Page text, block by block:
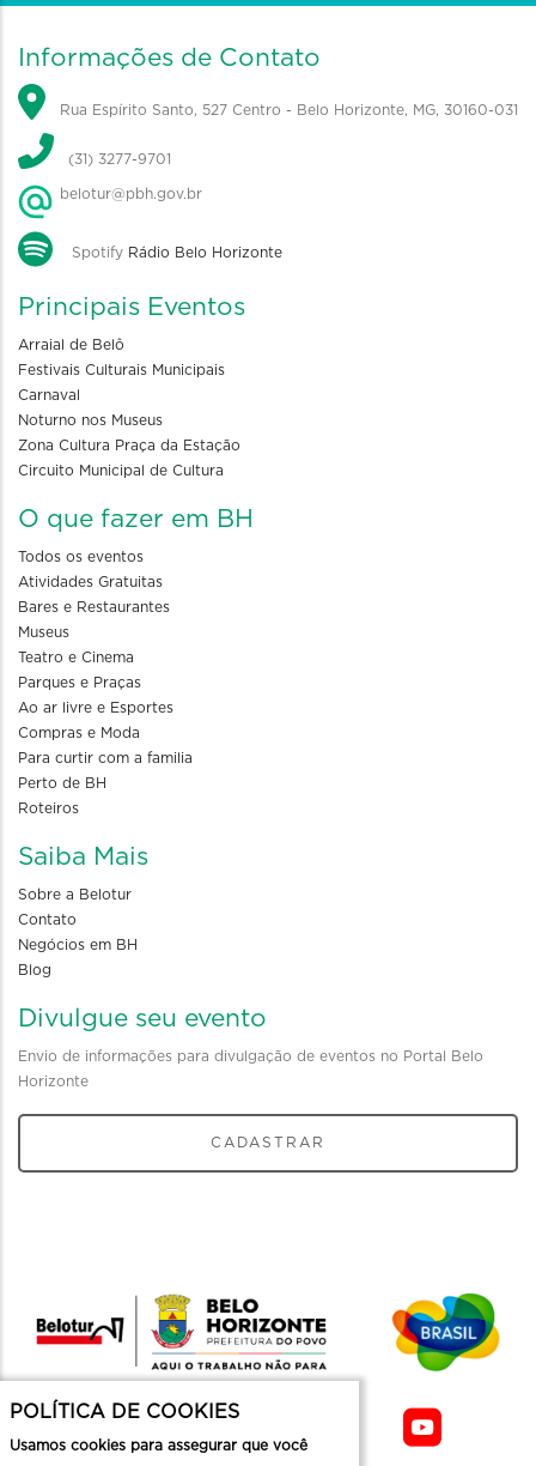
Informações de Contato
Rua Espírito Santo, 527 Centro - Belo Horizonte, MG, 30160-031
(31) 3277-9701
belotur@pbh.gov.br
Spotify Rádio Belo Horizonte
Principais Eventos
Arraial de Belô
Festivais Culturais Municipais
Carnaval
Noturno nos Museus
Zona Cultura Praça da Estação
Circuito Municipal de Cultura
O que fazer em BH
Todos os eventos
Atividades Gratuitas
Bares e Restaurantes
Museus
Teatro e Cinema
Parques e Praças
Ao ar livre e Esportes
Compras e Moda
Para curtir com a familia
Perto de BH
Roteiros
Saiba Mais
Sobre a Belotur
Contato
Negócios em BH
Blog
Divulgue seu evento
Envio de informações para divulgação de eventos no Portal Belo
Horizonte
CADASTRAR
POLÍTICA DE COOKIES
Usamos cookies para assegurar que você